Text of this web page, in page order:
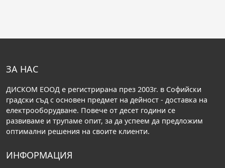
ЗА НАС
ДИСКОМ ЕООД е регистрирана през 2003г. в Софийски
градски съд с основен предмет на дейност - доставка на
електрооборудване. Повече от десет години се
развиваме и трупаме опит, за да успеем да предложим
оптимални решения на своите клиенти.
ИНФОРМАЦИЯ